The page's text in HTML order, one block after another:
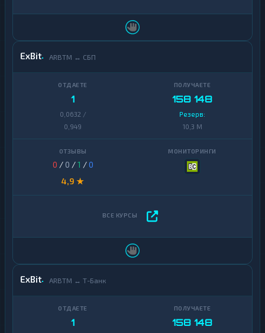
ExBit ARBTM ↔ СБП
1
0,0632 /
0,949
158 148
Резерв:
10,3 M
0 / 0 /1 /0
4,9 ★
ExBit ARBTM ↔ Т-Банк
1 158 148